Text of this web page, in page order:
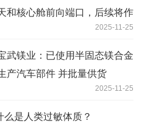
和核心舱前向端口，后续将作
十一号航天员乘组的返回飞船
2025-11-25
武镁业：已使用半固态镁合金
产汽车部件 并批量供货
2025-11-25
么是人类过敏体质？